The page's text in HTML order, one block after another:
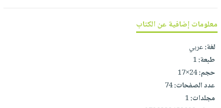
اكسسوارات
ملابس
حقائب
حلي
عناية
بالذات
القراءة
iKitab
بلا
حدود
نيل
عن
الشركة
سياسة
الشركة
حسابك
لائحة
الأمنيات
معلومات إضافية عن الكتاب
لغة:عربي
طبعة:1
حجم:24×17
عدد الصفحات:74
مجلدات:1